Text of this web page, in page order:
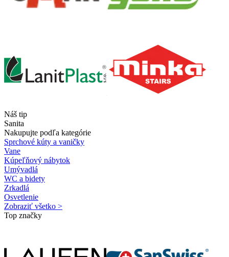
Náš tip
Sanita
Nakupujte podľa kategórie
Sprchové kúty a vaničky
Vane
Kúpeľňový nábytok
Umývadlá
WC a bidety
Zrkadlá
Osvetlenie
Zobraziť všetko >
Top značky